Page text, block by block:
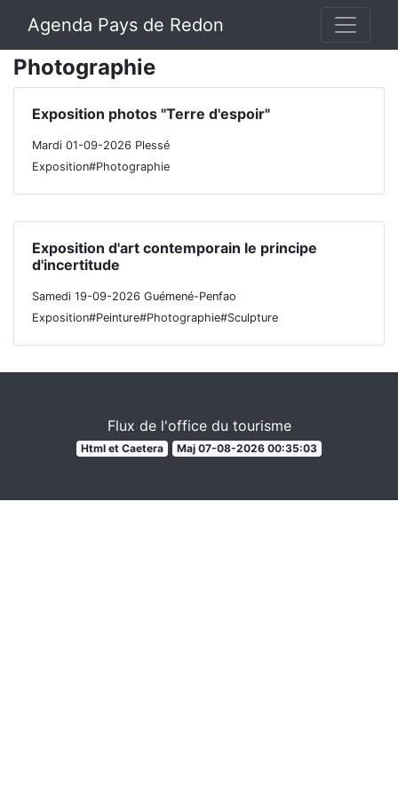
Agenda Pays de Redon
Photographie
Exposition photos "Terre d'espoir"
Mardi 01-09-2026 Plessé
Exposition#Photographie
Exposition d'art contemporain le principe
d'incertitude
Samedi 19-09-2026 Guémené-Penfao
Exposition#Peinture#Photographie#Sculpture
Flux de l'office du tourisme
Html et Caetera Maj 07-08-2026 00:35:03